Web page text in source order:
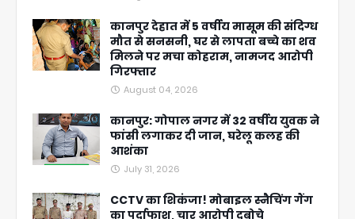
कानपुर देहात में 5 वर्षीय मासूम की संदिग्ध
मौत से सनसनी, घर से लापता बच्चे का शव
मिलने पर मचा कोहराम, नामजद आरोपी
गिरफ्तार
August 04, 2026
कानपुर: गोपाल नगर में 32 वर्षीय युवक ने
फांसी लगाकर दी जान, घरेलू कलह की
आशंका
July 31, 2026
CCTV का शिकंजा! मोबाइल स्नैचिंग गैंग
का पर्दाफाश, चार आरोपी दबोचे